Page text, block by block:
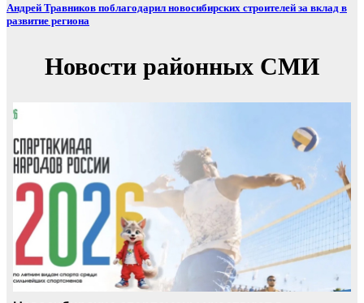
Андрей Травников поблагодарил новосибирских строителей за вклад в
развитие региона